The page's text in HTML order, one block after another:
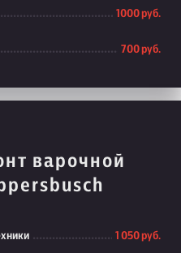
1000 руб.
700 руб.
варочной
1 050 руб.